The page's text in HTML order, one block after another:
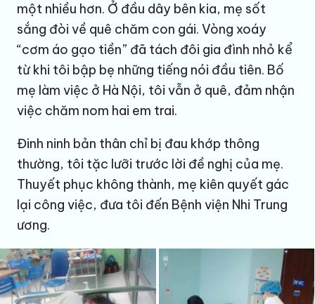
một nhiều hơn. Ở đầu dây bên kia, mẹ sốt
sắng đòi về quê chăm con gái. Vòng xoáy
“cơm áo gạo tiền” đã tách đôi gia đình nhỏ kể
từ khi tôi bập bẹ những tiếng nói đầu tiên. Bố
mẹ làm việc ở Hà Nội, tôi vẫn ở quê, đảm nhận
việc chăm nom hai em trai.
Đinh ninh bản thân chỉ bị đau khớp thông
thường, tôi tặc lưỡi trước lời đề nghị của mẹ.
Thuyết phục không thành, mẹ kiên quyết gác
lại công việc, đưa tôi đến Bệnh viện Nhi Trung
ương.